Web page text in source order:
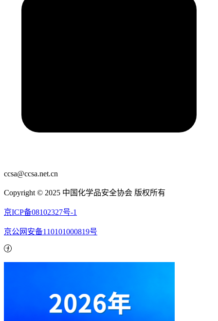
ccsa@ccsa.net.cn
Copyright © 2025 中国化学品安全协会 版权所有
京ICP备08102327号-1
京公网安备110101000819号